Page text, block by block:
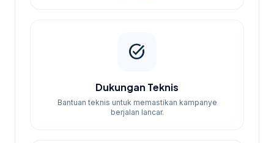
task_alt
Dukungan Teknis
Bantuan teknis untuk memastikan kampanye
berjalan lancar.